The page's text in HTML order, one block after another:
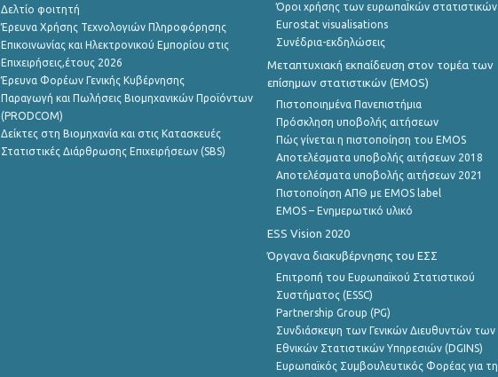
Δελτίο φοιτητή
Έρευνα Χρήσης Τεχνολογιών Πληροφόρησης
Επικοινωνίας και Ηλεκτρονικού Εμπορίου στις
Επιχειρήσεις,έτους 2026
Έρευνα Φορέων Γενικής Κυβέρνησης
Παραγωγή και Πωλήσεις Βιομηχανικών Προϊόντων
(PRODCOM)
Δείκτες στη Βιομηχανία και στις Κατασκευές
Στατιστικές Διάρθρωσης Επιχειρήσεων (SBS)
Όροι χρήσης των ευρωπαΪκών στατιστικών
Eurostat visualisations
Συνέδρια-εκδηλώσεις
Μεταπτυχιακή εκπαίδευση στον τομέα των
επίσημων στατιστικών (EMOS)
Πιστοποιημένα Πανεπιστήμια
Πρόσκληση υποβολής αιτήσεων
Πώς γίνεται η πιστοποίηση του EMOS
Αποτελέσματα υποβολής αιτήσεων 2018
Αποτελέσματα υποβολής αιτήσεων 2021
Πιστοποίηση ΑΠΘ με EMOS label
EMOS – Ενημερωτικό υλικό
ESS Vision 2020
Όργανα διακυβέρνησης του ΕΣΣ
Επιτροπή του Ευρωπαϊκού Στατιστικού
Συστήματος (ESSC)
Partnership Group (PG)
Συνδιάσκεψη των Γενικών Διευθυντών των
Εθνικών Στατιστικών Υπηρεσιών (DGINS)
Ευρωπαϊκός Συμβουλευτικός Φορέας για τη